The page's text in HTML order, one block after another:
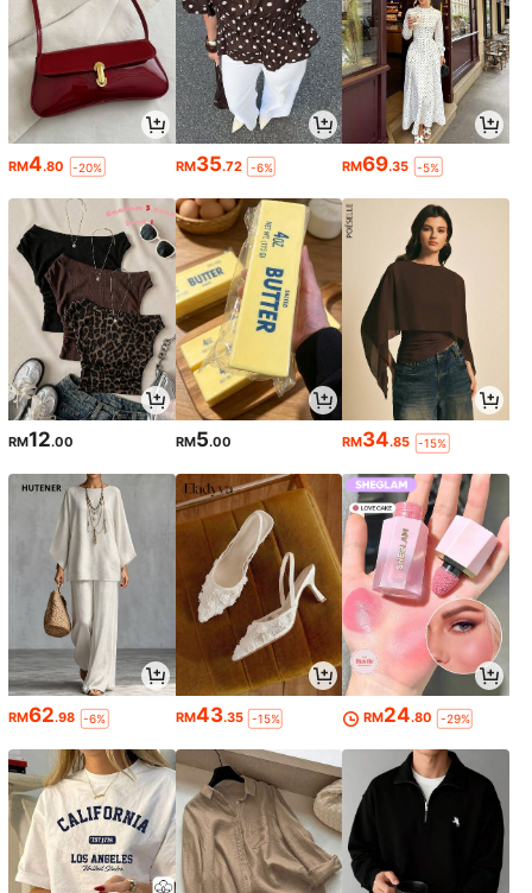
RM4.80 -20% RM35.72 -6% RM69.35 -5%
RM12.00 RM5.00 RM34.85 -15%
RM62.98 -6% RM43.35 -15% RM24.80 -29%